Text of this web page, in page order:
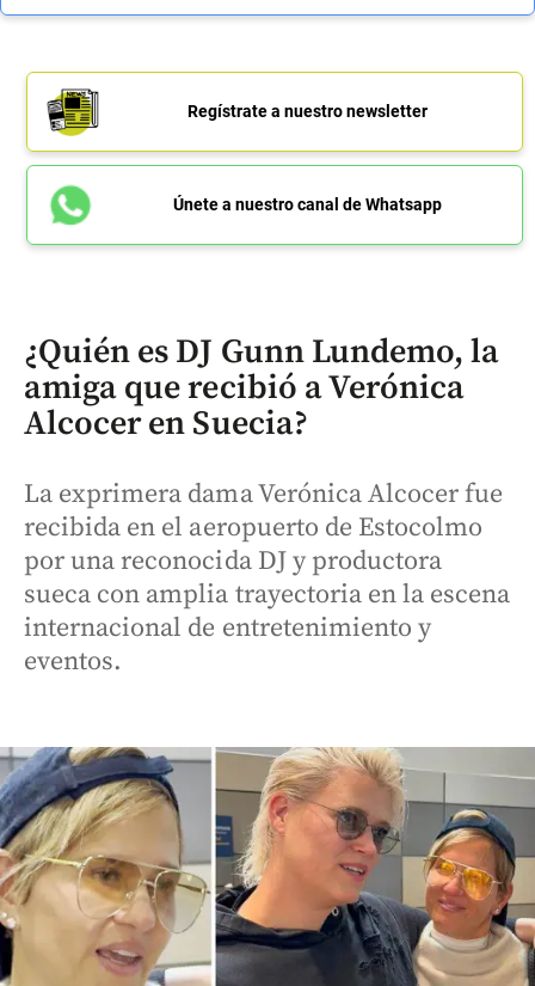
Regístrate a nuestro newsletter
Únete a nuestro canal de Whatsapp
¿Quién es DJ Gunn Lundemo, la
amiga que recibió a Verónica
Alcocer en Suecia?
La exprimera dama Verónica Alcocer fue
recibida en el aeropuerto de Estocolmo
por una reconocida DJ y productora
sueca con amplia trayectoria en la escena
internacional de entretenimiento y
eventos.